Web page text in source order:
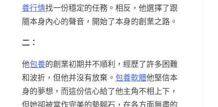
養行情找一份穩定的任務。相反，他選擇了跟
隨本身內心的聲音，開始了本身的創業之路。
二：
他包養的創業初期并不順利，經歷了許多困難
和波折，但他并沒有放棄。 包養軟體他堅信本
身的夢想，而這份信心給了他主角不相上下，
但她卻被當作完美的墊腳石，在各方面無盡的